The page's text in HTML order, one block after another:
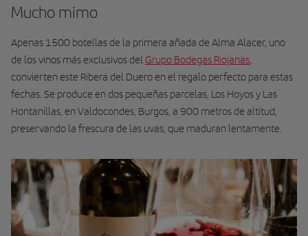
Mucho mimo
Apenas 1500 botellas de la primera añada de Alma Alacer, uno
de los vinos más exclusivos del Grupo Bodegas Riojanas
convierten este Ribera del Duero en el regalo perfecto para estas
fechas. Se produce en dos pequeñas parcelas, Los Hoyos y Las
Hontanillas, en Valdocondes, Burgos, a 900 metros de altitud,
preservando la frescura de las uvas, que maduran lentamente.